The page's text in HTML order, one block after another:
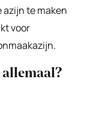
azijn te maken
voor